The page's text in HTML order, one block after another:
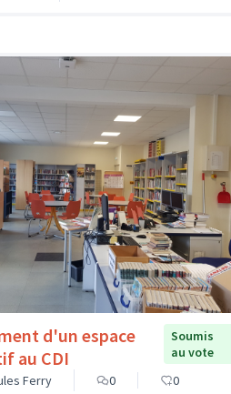
d'un espace
au CDI
Soumis
au vote
Ferry
0 0